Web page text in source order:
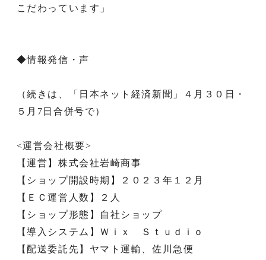
こだわっています」
◆情報発信・声
（続きは、「日本ネット経済新聞」４月３０日・
５月7日合併号で）
<運営会社概要>
【運営】株式会社岩崎商事
【ショップ開設時期】２０２３年１２月
【ＥＣ運営人数】２人
【ショップ形態】自社ショップ
【導入システム】Ｗｉｘ Ｓｔｕｄｉｏ
【配送委託先】ヤマト運輸、佐川急便